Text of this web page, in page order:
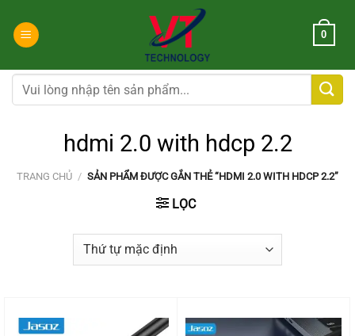
đến
dung
0
Tìm
kiếm:
hdmi 2.0 with hdcp 2.2
TRANG CHỦ / SẢN PHẨM ĐƯỢC GẮN THẺ “HDMI 2.0 WITH HDCP 2.2”
LỌC